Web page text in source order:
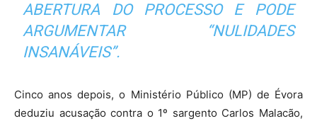
ABERTURA DO PROCESSO E PODE
ARGUMENTAR “NULIDADES
INSANÁVEIS”.
Cinco anos depois, o Ministério Público (MP) de Évora
deduziu acusação contra o 1º sargento Carlos Malacão,